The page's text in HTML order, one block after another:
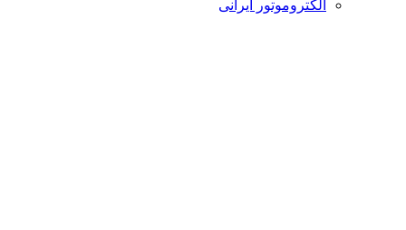
الکتروموتور ایرانی